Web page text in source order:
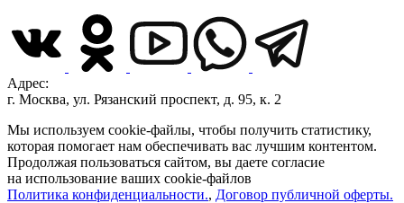
Адрес:
г. Москва, ул. Рязанский проспект, д. 95, к. 2
Мы используем cookie-файлы, чтобы получить статистику,
которая помогает нам обеспечивать вас лучшим контентом.
Продолжая пользоваться сайтом, вы даете согласие
на использование ваших cookie-файлов
Политика конфиденциальности., Договор публичной оферты.